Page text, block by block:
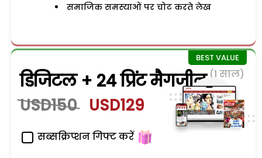
समाजिक समस्याओं पर चोट करते लेख
डिजिटल + 24 प्रिंट मैगजीन (1 साल)
USD150 USD129
सब्सक्रिप्शन गिफ्ट करें